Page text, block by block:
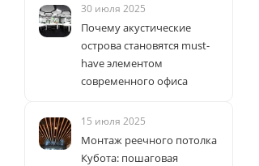
30 июля 2025
Почему акустические
острова становятся must-
have элементом
современного офиса
15 июля 2025
Монтаж реечного потолка
Кубота: пошаговая